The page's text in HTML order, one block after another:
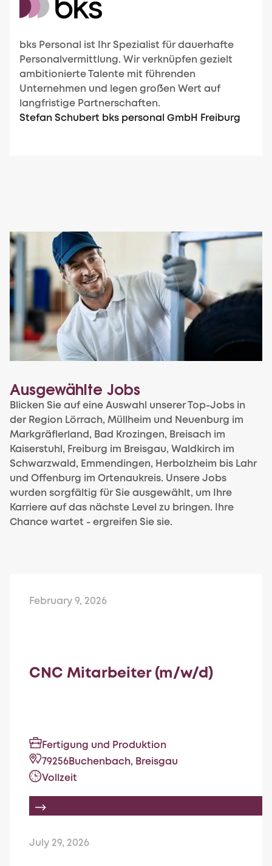
bks Personal ist Ihr Spezialist für dauerhafte
Personalvermittlung. Wir verknüpfen gezielt
ambitionierte Talente mit führenden
Unternehmen und legen großen Wert auf
langfristige Partnerschaften.
Stefan Schubert bks personal GmbH Freiburg
Ausgewählte Jobs
Blicken Sie auf eine Auswahl unserer Top-Jobs in
der Region Lörrach, Müllheim und Neuenburg im
Markgräflerland, Bad Krozingen, Breisach im
Kaiserstuhl, Freiburg im Breisgau, Waldkirch im
Schwarzwald, Emmendingen, Herbolzheim bis Lahr
und Offenburg im Ortenaukreis. Unsere Jobs
wurden sorgfältig für Sie ausgewählt, um Ihre
Karriere auf das nächste Level zu bringen. Ihre
Chance wartet - ergreifen Sie sie.
February 9, 2026
CNC Mitarbeiter (m/w/d)
Fertigung und Produktion
79256 Buchenbach, Breisgau
Vollzeit
July 29, 2026